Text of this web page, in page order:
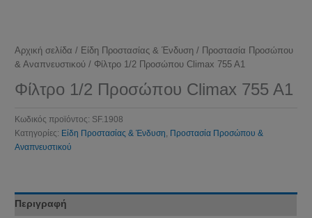
Αρχική σελίδα / Είδη Προστασίας & Ένδυση / Προστασία Προσώπου
& Αναπνευστικού / Φίλτρο 1/2 Προσώπου Climax 755 A1
Φίλτρο 1/2 Προσώπου Climax 755 A1
Κωδικός προϊόντος: SF.1908
Κατηγορίες: Είδη Προστασίας & Ένδυση, Προστασία Προσώπου &
Αναπνευστικού
Περιγραφή